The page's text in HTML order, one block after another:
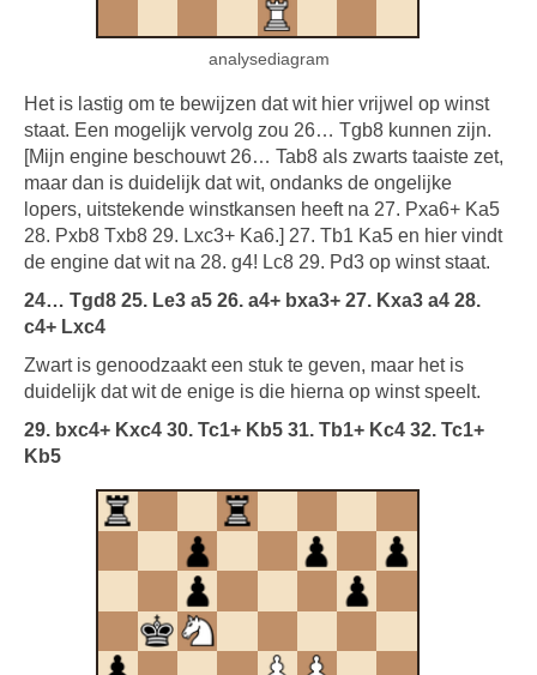
analysediagram
Het is lastig om te bewijzen dat wit hier vrijwel op winst
staat. Een mogelijk vervolg zou 26… Tgb8 kunnen zijn.
[Mijn engine beschouwt 26… Tab8 als zwarts taaiste zet,
maar dan is duidelijk dat wit, ondanks de ongelijke
lopers, uitstekende winstkansen heeft na 27. Pxa6+ Ka5
28. Pxb8 Txb8 29. Lxc3+ Ka6.] 27. Tb1 Ka5 en hier vindt
de engine dat wit na 28. g4! Lc8 29. Pd3 op winst staat.
24… Tgd8 25. Le3 a5 26. a4+ bxa3+ 27. Kxa3 a4 28.
c4+ Lxc4
Zwart is genoodzaakt een stuk te geven, maar het is
duidelijk dat wit de enige is die hierna op winst speelt.
29. bxc4+ Kxc4 30. Tc1+ Kb5 31. Tb1+ Kc4 32. Tc1+
Kb5